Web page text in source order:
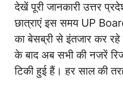
देखें पूरी जानकारी उत्तर
छात्राएं इस समय UP
का बेसब्री से इंतजार कर रहे
के बाद अब सभी की नजरें
टिकी हुई हैं। हर साल की